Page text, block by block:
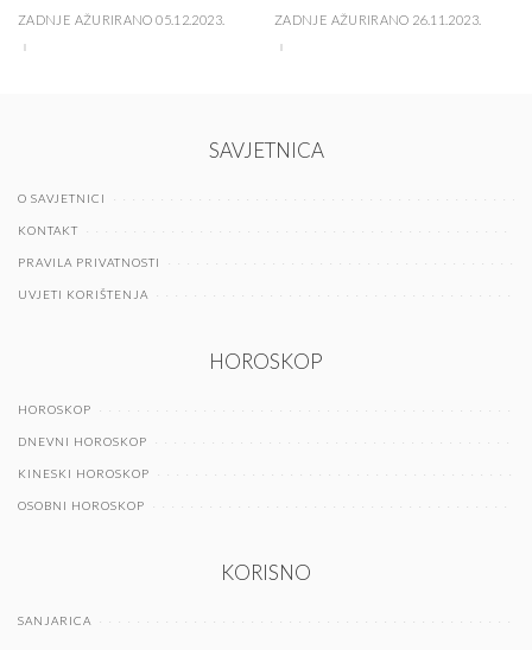
ZADNJE AŽURIRANO 05.12.2023. ZADNJE AŽURIRANO 26.11.2023.
SAVJETNICA
O SAVJETNICI
KONTAKT
PRAVILA PRIVATNOSTI
UVJETI KORIŠTENJA
HOROSKOP
HOROSKOP
DNEVNI HOROSKOP
KINESKI HOROSKOP
OSOBNI HOROSKOP
KORISNO
SANJARICA